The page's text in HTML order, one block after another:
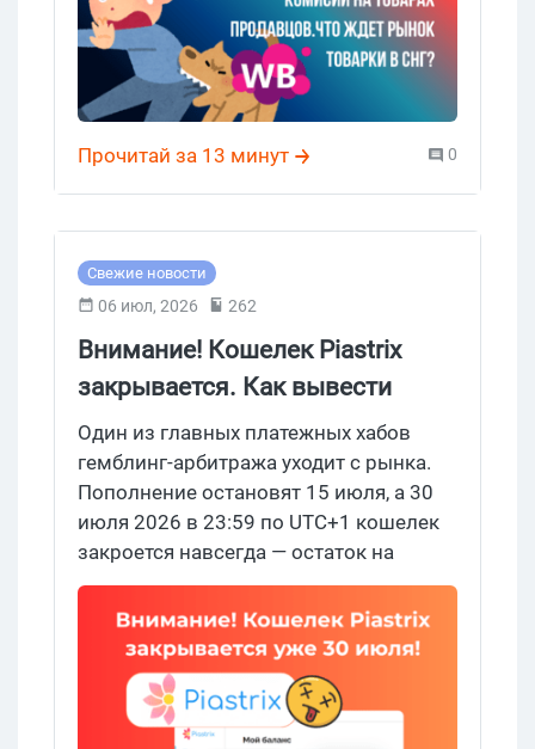
чемоданы", но давай без паники
разберемся, что реально поменялось,
где заканчиваются подтвержденные
факты и начинается версия самих
повышение комиссий Wildberries бьет
по тем, кто льет трафик на белую
Прочитай за 13 минут 0
Свежие новости
06 июл, 2026 262
Внимание! Кошелек Piastrix
закрывается. Как вывести
деньги с Piastrix Wallet
Один из главных платежных хабов
гемблинг-арбитража уходит с рынка.
Пополнение остановят 15 июля, а 30
июля 2026 в 23:59 по UTC+1 кошелек
закроется навсегда — остаток на
балансе после дедлайна вернуть будет
нельзя. Нас удивляет не столько сам
факт закрытия, сколько срок.
Пользователям дали меньше месяца,
чтобы вывести средства. Для
платежного сервиса такого масштаба